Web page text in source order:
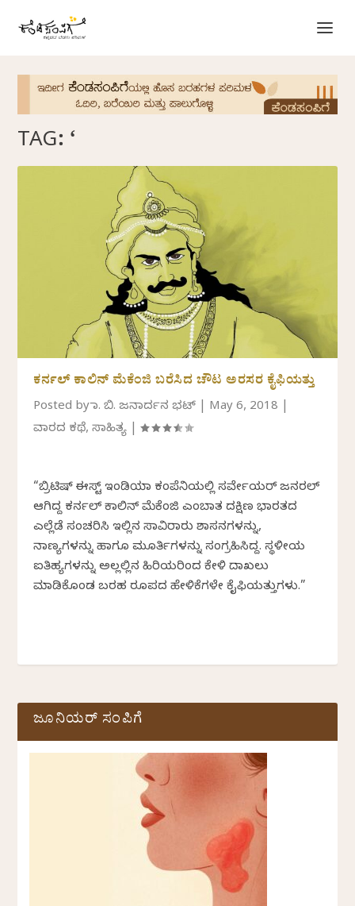
TAG: ‘
ಕರ್ನಲ್ ಕಾಲಿನ್ ಮೆಕೆಂಜಿ ಬರೆಸಿದ ಚೌಟ ಅರಸರ ಕೈಫಿಯತ್ತು
Posted byಡಾ. ಬಿ. ಜನಾರ್ದನ ಭಟ್ May 6, 2018
ವಾರದ ಕಥೆ,ಸಾಹಿತ್ಯ |
“ಬ್ರಿಟಿಷ್ ಈಸ್ಟ್ ಇಂಡಿಯಾ ಕಂಪೆನಿಯಲ್ಲಿ ಸರ್ವೇಯರ್ ಜನರಲ್
ಆಗಿದ್ದ ಕರ್ನಲ್ ಕಾಲಿನ್ ಮೆಕೆಂಜಿ ಎಂಬಾತ ದಕ್ಷಿಣ ಭಾರತದ
ಎಲ್ಲೆಡೆ ಸಂಚರಿಸಿ ಇಲ್ಲಿನ ಸಾವಿರಾರು ಶಾಸನಗಳನ್ನು,
ನಾಣ್ಯಗಳನ್ನು ಹಾಗೂ ಮೂರ್ತಿಗಳನ್ನು ಸಂಗ್ರಹಿಸಿದ್ದ. ಸ್ಥಳೀಯ
ಐತಿಹ್ಯಗಳನ್ನು ಅಲ್ಲಲ್ಲಿನ ಹಿರಿಯರಿಂದ ಕೇಳಿ ದಾಖಲು
ಮಾಡಿಕೊಂಡ ಬರಹ ರೂಪದ ಹೇಳಿಕೆಗಳೇ ಕೈಫಿಯತ್ತುಗಳು.”
ಜೂನಿಯರ್ ಸಂಪಿಗೆ